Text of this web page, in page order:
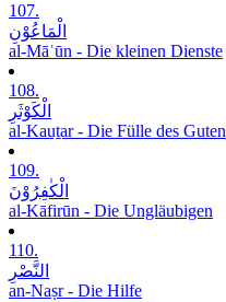
107.
الْمَاعُوْنِ
al-Māʿūn - Die kleinen Dienste
108.
الْکَوْثَرِ
al-Kauṯar - Die Fülle des Guten
109.
الْکٰفِرُوْنَ
al-Kāfirūn - Die Ungläubigen
110.
النَّصْرِ
an-Naṣr - Die Hilfe